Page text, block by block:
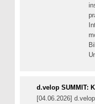
d.velop SUMMIT:
[04.06.2026]